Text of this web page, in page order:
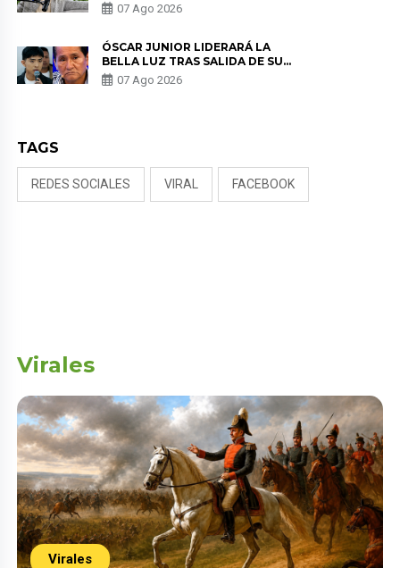
SALUD ANTES DE SEPARARSE DE
KORINA: “ME ENCONTRARON UN
07 Ago 2026
ÓSCAR JUNIOR LIDERARÁ LA
BELLA LUZ TRAS SALIDA DE SU
PADRE POR POLÉMICA CON
NALDY SALDAÑA
07 Ago 2026
TAGS
REDES SOCIALES VIRAL FACEBOOK
Virales
Virales